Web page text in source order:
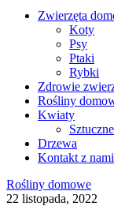
Zwierzęta
Koty
Psy
Ptaki
Rybki
Zdrowie
Rośliny
Kwiaty
Drzewa
Kontakt z nami
Rośliny domowe
22 listopada, 2022